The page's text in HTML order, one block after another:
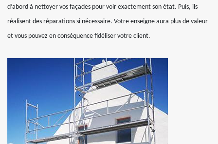
d’abord à nettoyer vos façades pour voir exactement son état. Puis, ils
réalisent des réparations si nécessaire. Votre enseigne aura plus de valeur
et vous pouvez en conséquence fidéliser votre client.